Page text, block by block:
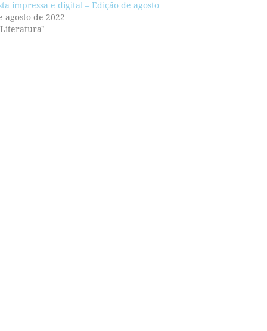
impressa e digital – Edição de agosto
agosto de 2022